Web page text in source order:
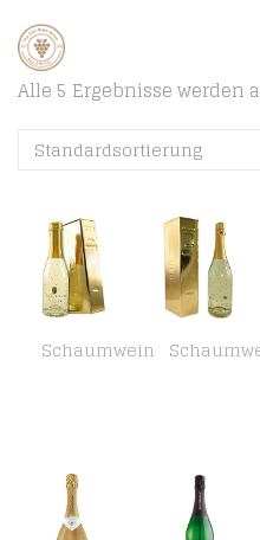
Alle 5 Ergebnisse werden
Standardsortierung
Schaumwein